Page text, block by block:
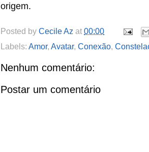
origem.
Posted by Cecile Az at 00:00
Labels: Amor, Avatar, Conexão,
Nenhum comentário:
Postar um comentário